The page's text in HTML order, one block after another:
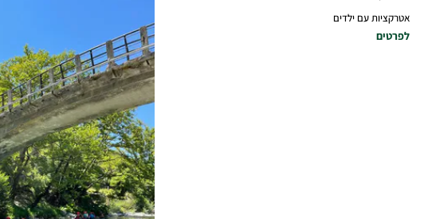
אטרקציות עם ילדים
לפרטים